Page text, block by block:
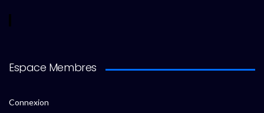
Espace Membres
Connexion